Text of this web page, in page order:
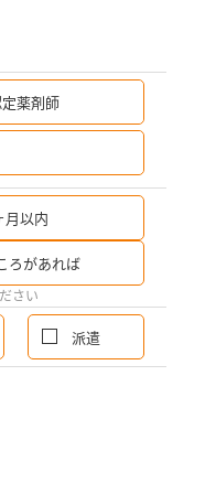
薬剤師
月以内
ろがあれば
さい
派遣